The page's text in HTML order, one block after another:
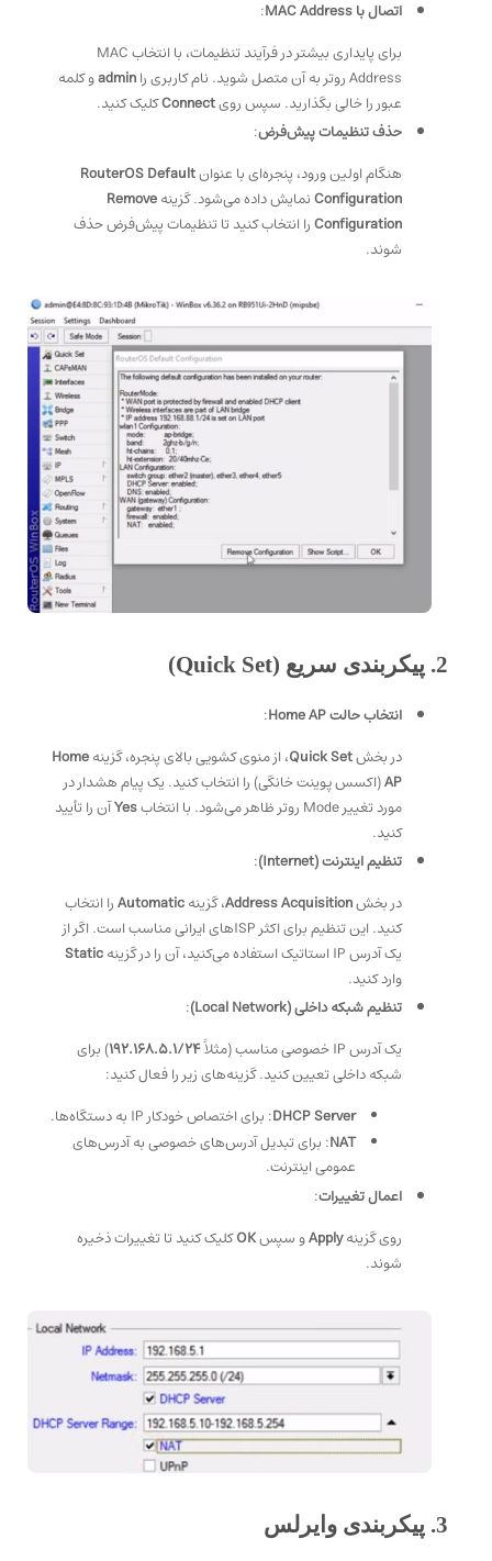
اتصال با MAC Address
:
برای پایداری بیشتر در فرآیند تنظیمات، با انتخاب MAC
Address روتر به آن متصل شوید. نام کاربری را
adminو کلمه
عبور را خالی بگذارید. سپس رویConnectکلیک کنید.
حذف تنظیمات پیش‌فرض:
هنگام اولین ورود، پنجره‌ای با عنوانRouterOS Default
Configurationنمایش داده می‌شود. گزینهRemove
Configurationرا انتخاب کنید تا تنظیمات پیش‌فرض حذف
شوند.
2. پیکربندی سریع (Quick Set)
انتخاب حالت Home AP
:
در بخشQuick Set، از منوی کشویی بالای پنجره، گزینهHome
AP(اکسس پوینت خانگی) را انتخاب کنید. یک پیام هشدار در
مورد تغییر Mode روتر ظاهر می‌شود. با انتخاب
Yesآن را تأیید
کنید.
تنظیم اینترنت (Internet)
:
در بخشAddress Acquisition، گزینهAutomaticرا انتخاب
کنید. این تنظیم برای اکثر ISPهای ایرانی مناسب است. اگر از
یک آدرس IP استاتیک استفاده می‌کنید، آن را در گزینه
Static
وارد کنید.
تنظیم شبکه داخلی (Local Network)
:
یک آدرس IP خصوصی مناسب (مثلاً
192.168.5.1/24) برای
شبکه داخلی تعیین کنید. گزینه‌های زیر را فعال کنید:
DHCP Server: برای اختصاص خودکار IP به دستگاه‌ها.
NAT: برای تبدیل آدرس‌های خصوصی به آدرس‌های
عمومی اینترنت.
اعمال تغییرات:
روی گزینهApplyو سپسOKکلیک کنید تا تغییرات ذخیره
شوند.
3. پیکربندی وایرلس